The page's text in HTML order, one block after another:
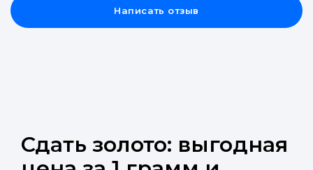
Написать отзыв
Сдать золото: выгодная